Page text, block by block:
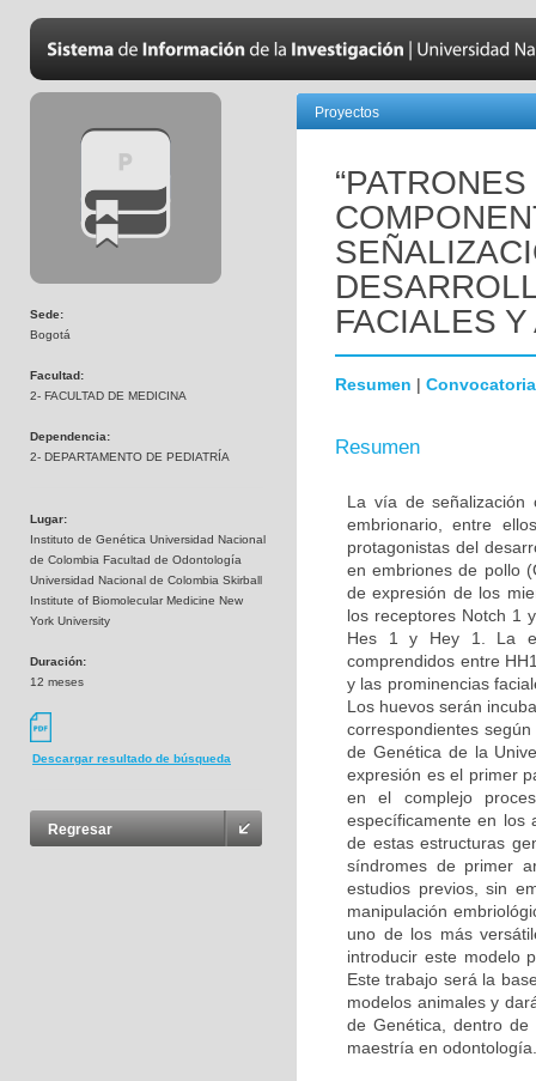
Sede:
Bogotá
Facultad:
2- FACULTAD DE MEDICINA
Dependencia:
2- DEPARTAMENTO DE PEDIATRÍA
Lugar:
Instituto de Genética Universidad Nacional
de Colombia Facultad de Odontología
Universidad Nacional de Colombia Skirball
Institute of Biomolecular Medicine New
York University
Duración:
12 meses
Descargar resultado de búsqueda
Regresar
Proyectos
FACIALES
Resumen | Convocatoria
Resumen
La vía de señalización
embrionario, entre
protagonistas del
en embriones de pollo
de expresión de los
los receptores Notch 1
Hes 1 y Hey 1. La
comprendidos entre
y las prominencias
Los huevos serán
correspondientes
de Genética de la
expresión es el primer
en el complejo
específicamente en los
de estas estructuras
síndromes de primer
estudios previos, sin
manipulación
uno de los más
introducir este modelo
Este trabajo será la
modelos animales y
de Genética, dentro
maestría en odontología.